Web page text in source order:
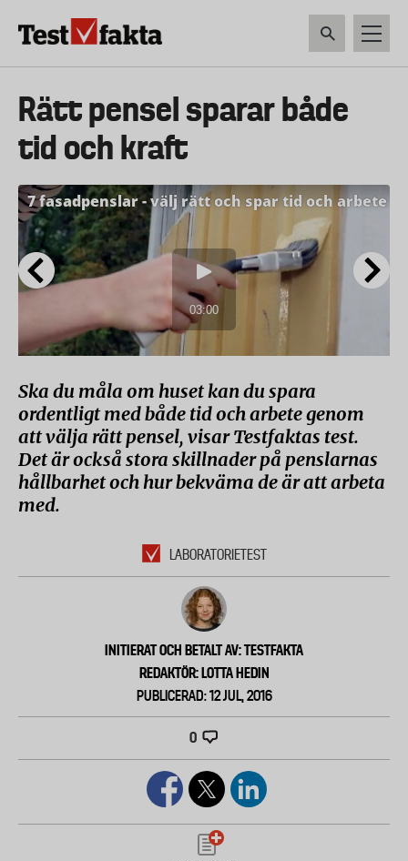
Huvudmeny
ny
VERKTYG &
Rätt pensel sparar både
tid och kraft
Ska du måla om huset kan du spara
ordentligt med både tid och arbete genom
att välja rätt pensel, visar Testfaktas test.
Det är också stora skillnader på penslarnas
hållbarhet och hur bekväma de är att arbeta
med.
LABORATORIETEST
INITIERAT OCH BETALT AV: TESTFAKTA
REDAKTÖR: LOTTA HEDIN
PUBLICERAD: 12 JUL, 2016
0